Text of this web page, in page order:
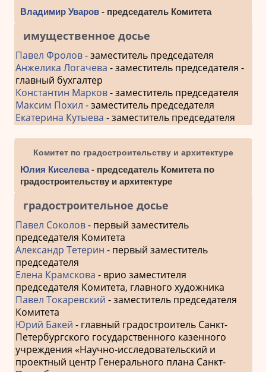
Владимир Уваров- председатель Комитета
имущественное досье
Павел Фролов- заместитель председателя
Анжелика Логачева - заместитель председателя -
главный бухгалтер
Константин Марков- заместитель председателя
Максим Похил - заместитель председателя
Екатерина Кутыева - заместитель председателя
Комитет по градостроительству и архитектуре
Юлия Киселева- председатель Комитета по
градостроительству и архитектуре
градостроительное досье
Павел Соколов- первый заместитель
председателя Комитета
Александр Тетерин - первый заместитель
председателя
Елена Крамскова - врио заместителя
председателя Комитета, главного художника
Павел Токаревский - заместитель председателя
Комитета
Юрий Бакей - главный градостроитель Санкт-
Петербургского государственного казенного
учреждения «Научно-исследовательский и
проектный центр Генерального плана Санкт-